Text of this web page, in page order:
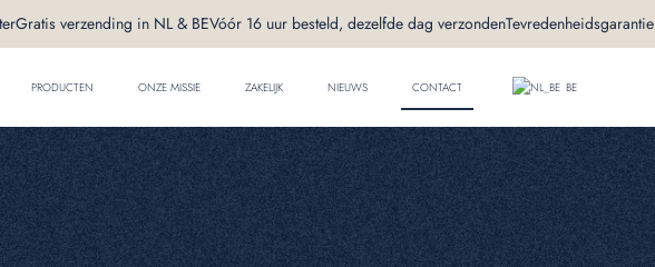
Gratis verzending in NL & BEVóór 16 uur besteld, dezelfde dag verzondenTevredenheidsgarantie
PRODUCTEN ONZE MISSIE ZAKELIJK NIEUWS CONTACT BE